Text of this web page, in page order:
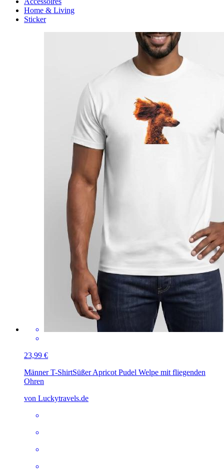
Home & Living
Sticker
23,99 €
Männer T-ShirtSüßer Apricot Pudel Welpe mit fliegenden
Ohren
von Luckytravels.de